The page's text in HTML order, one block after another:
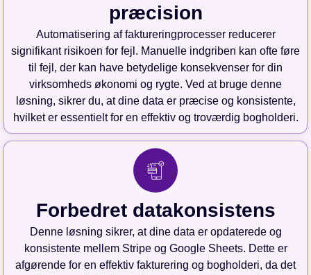
præcision
Automatisering af faktureringprocesser reducerer
signifikant risikoen for fejl. Manuelle indgriben kan ofte føre
til fejl, der kan have betydelige konsekvenser for din
virksomheds økonomi og rygte. Ved at bruge denne
løsning, sikrer du, at dine data er præcise og konsistente,
hvilket er essentielt for en effektiv og troværdig bogholderi.
Forbedret datakonsistens
Denne løsning sikrer, at dine data er opdaterede og
konsistente mellem Stripe og Google Sheets. Dette er
afgørende for en effektiv fakturering og bogholderi, da det